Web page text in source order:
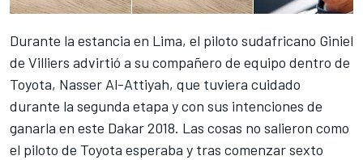
Durante la estancia en Lima, el piloto sudafricano Giniel
de Villiers advirtió a su compañero de equipo dentro de
Toyota, Nasser Al-Attiyah, que tuviera cuidado
durante la segunda etapa y con sus intenciones de
ganarla en este Dakar 2018. Las cosas no salieron como
el piloto de Toyota esperaba y tras comenzar sexto